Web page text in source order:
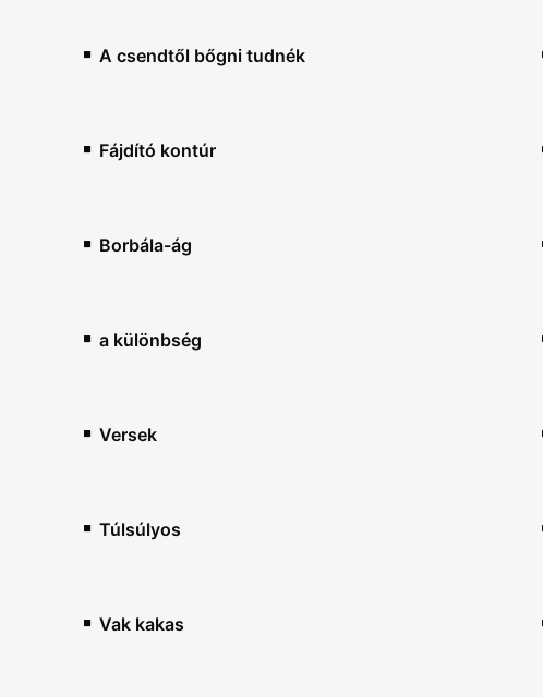
A csendtől bőgni tudnék
Fájdító kontúr
Borbála-ág
a különbség
Versek
Túlsúlyos
Vak kakas